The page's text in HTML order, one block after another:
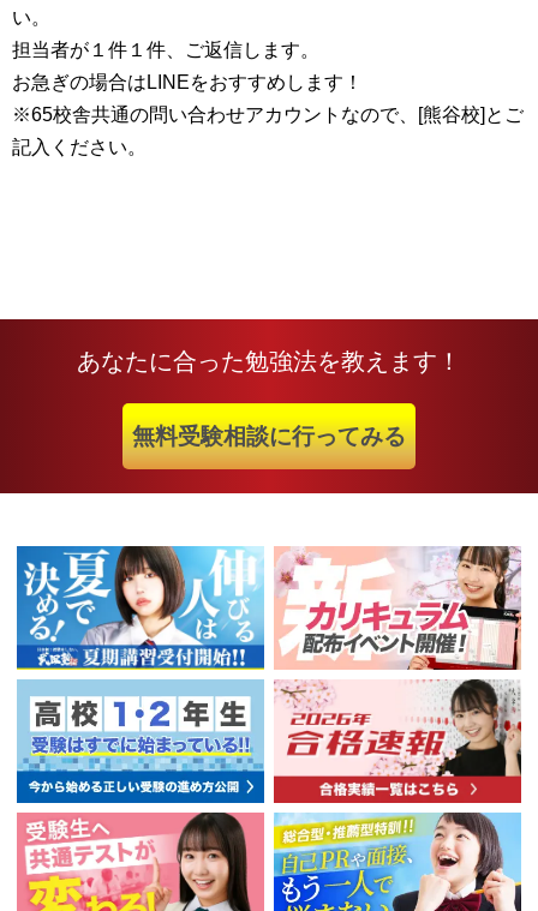
い。
担当者が１件１件、ご返信します。
お急ぎの場合はLINEをおすすめします！
※65校舎共通の問い合わせアカウントなので、[熊谷校]とご
記入ください。
あなたに合った勉強法を教えます！
無料受験相談に行ってみる